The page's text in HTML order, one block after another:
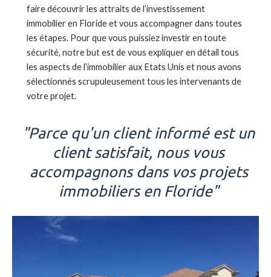
faire découvrir les attraits de l’investissement
immobilier en Floride et vous accompagner dans toutes
les étapes. Pour que vous puissiez investir en toute
sécurité, notre but est de vous expliquer en détail tous
les aspects de l’immobilier aux Etats Unis et nous avons
sélectionnés scrupuleusement tous les intervenants de
votre projet.
"Parce qu'un client informé est un
client satisfait, nous vous
accompagnons dans vos projets
immobiliers en Floride"